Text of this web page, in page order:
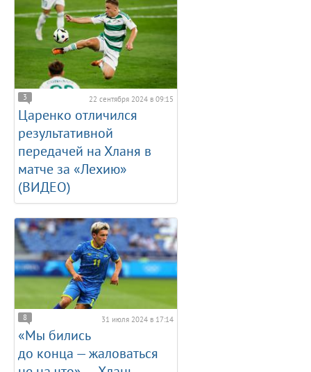
3 22 сентября 2024 в 09:15
Царенко отличился
результативной
передачей на Хланя в
матче за «Лехию»
(ВИДЕО)
8 31 июля 2024 в 17:14
«Мы бились
до конца — жаловаться